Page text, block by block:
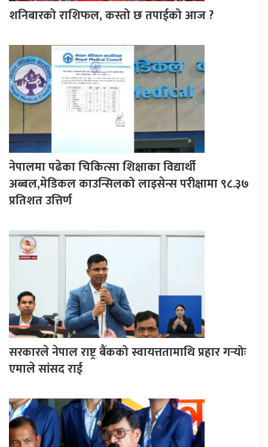
शनिबारको राशिफल, कस्तो छ तपाईको आज ?
नेपालमा पढेका चिकित्सा शिक्षाका विद्यार्थी
अब्बल,मेडिकल काउन्सिलको लाइसेन्स परीक्षामा ९८.३७
प्रतिशत उत्तिर्ण
सरकारले नेपाल राष्ट्र बैंकको स्वायत्ततामाथि प्रहार गर्‍योः
एमाले सांसद राई